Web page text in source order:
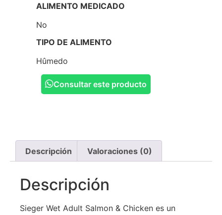
ALIMENTO MEDICADO
No
TIPO DE ALIMENTO
Hûmedo
Consultar este producto
Descripción Valoraciones (0)
Descripción
Sieger Wet Adult Salmon & Chicken es un